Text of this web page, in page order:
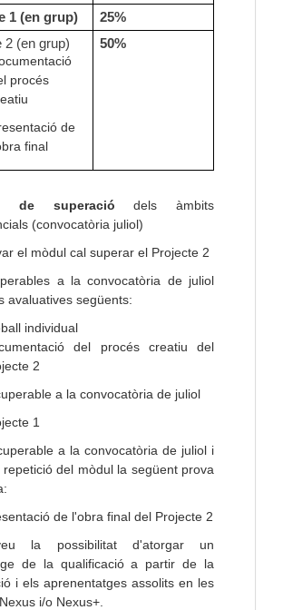
1 (en grup)
25%
2 (en grup)
procés
de
final
50%
de superació dels àmbits
(convocatòria juliol)
el mòdul cal superar el Projecte 2
a la convocatòria de juliol
avaluatives següents:
individual
del procés creatiu del
2
a la convocatòria de juliol
1
a la convocatòria de juliol i
repetició del mòdul la següent prova
de l'obra final del Projecte 2
la possibilitat d'atorgar un
de la qualificació a partir de la
i els aprenentatges assolits en les
i/o Nexus+.